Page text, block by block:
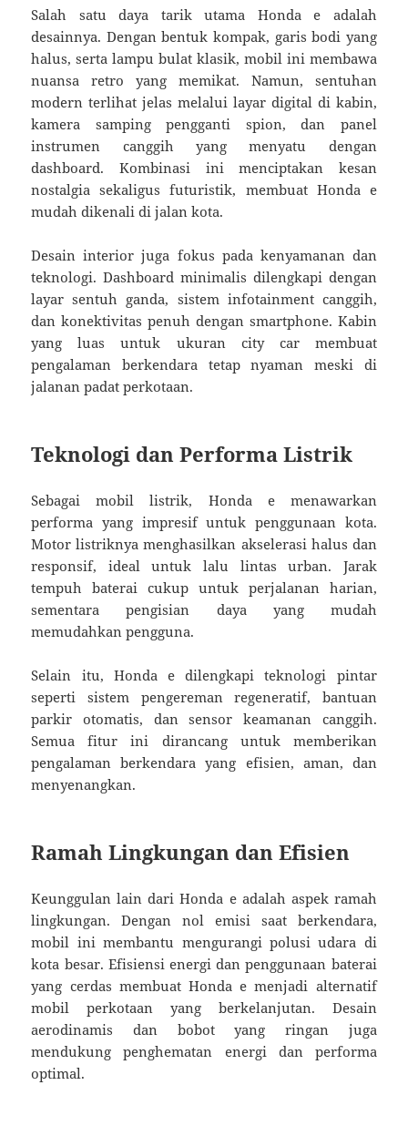
Salah satu daya tarik utama Honda e adalah
desainnya. Dengan bentuk kompak, garis bodi yang
halus, serta lampu bulat klasik, mobil ini membawa
nuansa retro yang memikat. Namun, sentuhan
modern terlihat jelas melalui layar digital di kabin,
kamera samping pengganti spion, dan panel
instrumen canggih yang menyatu dengan
dashboard. Kombinasi ini menciptakan kesan
nostalgia sekaligus futuristik, membuat Honda e
mudah dikenali di jalan kota.
Desain interior juga fokus pada kenyamanan dan
teknologi. Dashboard minimalis dilengkapi dengan
layar sentuh ganda, sistem infotainment canggih,
dan konektivitas penuh dengan smartphone. Kabin
yang luas untuk ukuran city car membuat
pengalaman berkendara tetap nyaman meski di
jalanan padat perkotaan.
Teknologi dan Performa Listrik
Sebagai mobil listrik, Honda e menawarkan
performa yang impresif untuk penggunaan kota.
Motor listriknya menghasilkan akselerasi halus dan
responsif, ideal untuk lalu lintas urban. Jarak
tempuh baterai cukup untuk perjalanan harian,
sementara pengisian daya yang mudah
memudahkan pengguna.
Selain itu, Honda e dilengkapi teknologi pintar
seperti sistem pengereman regeneratif, bantuan
parkir otomatis, dan sensor keamanan canggih.
Semua fitur ini dirancang untuk memberikan
pengalaman berkendara yang efisien, aman, dan
menyenangkan.
Ramah Lingkungan dan Efisien
Keunggulan lain dari Honda e adalah aspek ramah
lingkungan. Dengan nol emisi saat berkendara,
mobil ini membantu mengurangi polusi udara di
kota besar. Efisiensi energi dan penggunaan baterai
yang cerdas membuat Honda e menjadi alternatif
mobil perkotaan yang berkelanjutan. Desain
aerodinamis dan bobot yang ringan juga
mendukung penghematan energi dan performa
optimal.